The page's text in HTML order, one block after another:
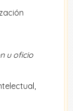
u oficio